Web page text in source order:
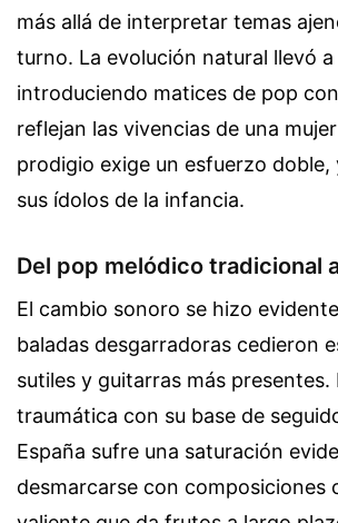
más allá de interpretar temas
turno. La evolución natural llevó
introduciendo matices de pop
reflejan las vivencias de una
prodigio exige un esfuerzo
sus ídolos de la infancia.
Del pop melódico tradicional
El cambio sonoro se hizo
baladas desgarradoras cedieron
sutiles y guitarras más
traumática con su base de
España sufre una saturación
desmarcarse con composiciones